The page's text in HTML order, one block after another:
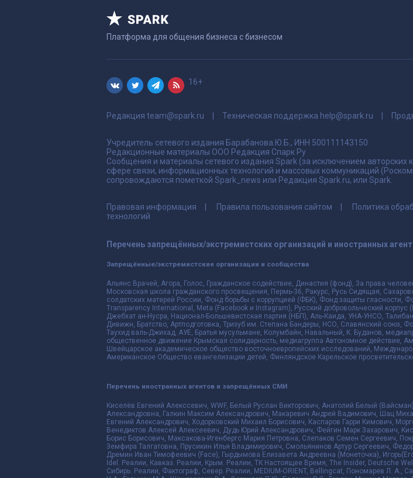
Платформа для общения бизнеса с бизнесом
16+
Редакция team@spark.ru Техническая поддержка help@spark.ru
Учредитель сетевого издания Барабанова.Ю.Б., ИНН 500111143150
Редакционные материалы ООО Редакция Спарк Ру
Сообщения и материалы сетевого издания Spark (за исключением
сфере связи, информационных технологий и массовых коммуникаций
сопровождаются пометкой Spark_news или Редакция Spark.ru, или Spark.
Правовая информация Правила пользования сайтом Политика
технологий
Перечень запрещённых/экстремистских организаций и иностранных
Запрещённые/экстремистские организации и сообщества
Альянс Врачей, Агора, Голос, Гражданское содействие, Династия (фонд), За права
Московская школа гражданского просвещения, Пермь-36, Ракурс, Русь Сидящая,
солдатских матерей России, Фонд борьбы с коррупцией (ФБК), Фонд защиты
Transparency International, Meta (Facebook и Instagram), Русский добровольческий
Джебхат ан-Нусра, Национал-Большевистская партия (НБП), Аль-Каида, УНА-УНСО,
Дивижн, Братство, Артподготовка, Тризуб им. Степана Бандеры, НСО, Славянский союз,
Таухид валь-Джихад, АУЕ, Братья мусульмане, Колумбайн, Навальный, К. Буданов,
общественное движение Крымская солидарность, медиагруппа Автономное действие,
Швейцарское академическое общество восточноевропейских исследований,
Американское Общество евангелизации детей, Финляндское Карельское
Перечень иностранных агентов и запрещённых СМИ
Киселёв Евгений Алекссевич, WWF, Белый Руслан Викторович, Анатолий Белый
Александровна, Галкин Максим Александрович, Макаревич Андрей Вадимович, Шац
Евгений Александрович, Ходорковский Михаил Борисович, Каспаров Гарри Кимович,
Венедиктов Алексей Алексеевич, Дудь Юрий Александрович, Фейгин Марк Захарович,
Борис Борисович, Максакова-Игенбергс Мария Петровна, Слепаков Семен Сергеевич,
Земфира Талгатовна, Прусикин Илья Владимирович, Смольянинов Артур Сергеевич,
Дремин Иван Тимофеевич (Face), Гырдымова Елизавета Андреевна (Монеточка),
Idel. Реалии, Кавказ. Реалии, Крым. Реалии, ТК Настоящее Время, The Insider, Deutsche
Сибирь. Реалии, Фактограф, Север. Реалии, MEDIUM-ORIENT, Bellingcat, Пономарев Л.